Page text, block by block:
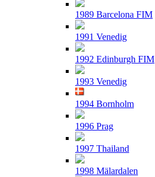
1989 Barcelona FIM
1991 Venedig
1992 Edinburgh FIM
1993 Venedig
1994 Bornholm
1996 Prag
1997 Thailand
1998 Mälardalen